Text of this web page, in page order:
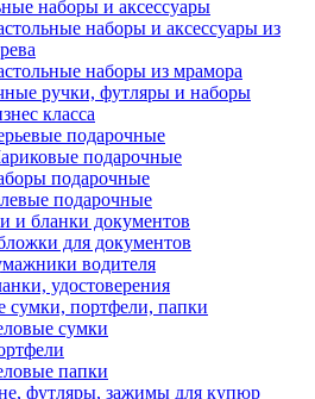
наборы и аксессуары
наборы и аксессуары из
наборы из мрамора
ручки, футляры и наборы
класса
подарочные
подарочные
подарочные
подарочные
и бланки документов
для документов
водителя
удостоверения
сумки, портфели, папки
сумки
папки
футляры, зажимы для купюр